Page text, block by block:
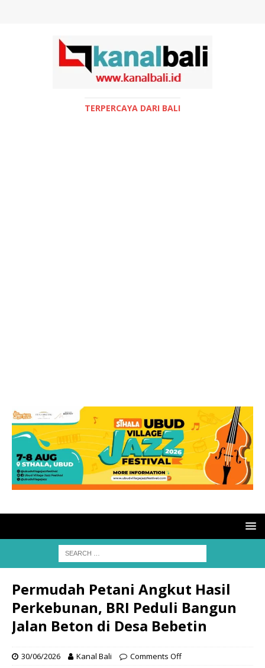
TERPERCAYA DARI BALI
Permudah Petani Angkut Hasil
Perkebunan, BRI Peduli Bangun
Jalan Beton di Desa Bebetin
30/06/2026 Kanal Bali Comments Off